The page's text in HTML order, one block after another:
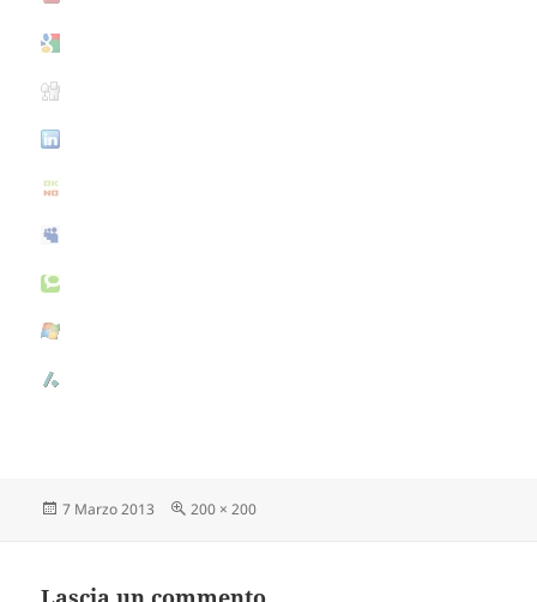
Scritto
7 Marzo 2013
Dimensione
200 × 200